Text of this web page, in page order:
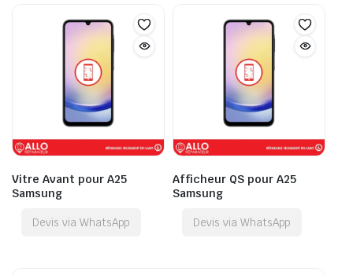
Vitre Avant pour A25
Samsung
Devis via WhatsApp
Afficheur QS pour A25
Samsung
Devis via WhatsApp